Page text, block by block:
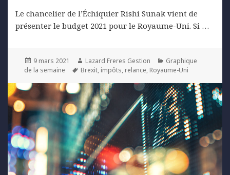
Le chancelier de l’Échiquier Rishi Sunak vient de
présenter le budget 2021 pour le Royaume-Uni. Si …
Posted
on
9 mars 2021 Author
Lazard Freres Gestion Categories
Graphique
de la semaine
Tags
Brexit, impôts, relance, Royaume-Uni